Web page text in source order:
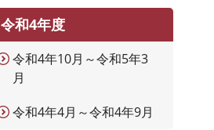
令和4年度
令和4年10月～令和5年3
月
令和4年4月～令和4年9月